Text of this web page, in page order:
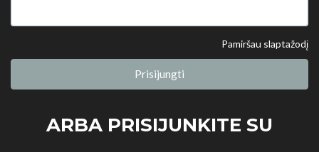
Pamiršau slaptažodį
Prisijungti
ARBA PRISIJUNKITE SU